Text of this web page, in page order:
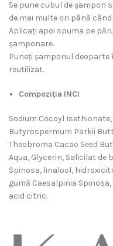
Se pune cubul de șampon
de mai multe ori până
Aplicați apoi spuma pe
șamponare.
Puneți șamponul
reutilizat.
Compoziția INCI
Sodium Cocoyl
Butyrospermum Parkii
Theobroma Cacao Seed
Aqua, Glycerin, Salicilat de
Spinosa, linalool,
gumă Caesalpinia
acid citric.